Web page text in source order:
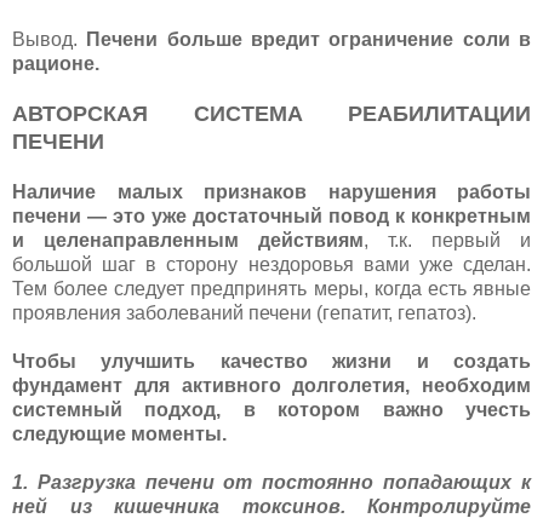
Вывод. Печени больше вредит ограничение соли в
рационе.
АВТОРСКАЯ СИСТЕМА РЕАБИЛИТАЦИИ
ПЕЧЕНИ
Наличие малых признаков нарушения работы
печени — это уже достаточный повод к конкретным
и целенаправленным действиям, т.к. первый и
большой шаг в сторону нездоровья вами уже сделан.
Тем более следует предпринять меры, когда есть явные
проявления заболеваний печени (гепатит, гепатоз).
Чтобы улучшить качество жизни и создать
фундамент для активного долголетия, необходим
системный подход, в котором важно учесть
следующие моменты.
1. Разгрузка печени от постоянно попадающих к
ней из кишечника токсинов. Контролируйте